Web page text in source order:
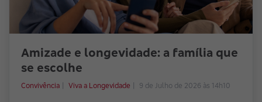
Amizade e longevidade: a família que
se escolhe
Convivência Viva a Longevidade 9 de Julho de 2026 às 14h10